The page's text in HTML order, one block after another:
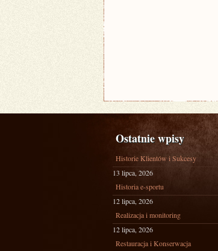
Ostatnie wpisy
Historie Klientów i Sukcesy
13 lipca, 2026
Historia e-sportu
12 lipca, 2026
Realizacja i monitoring
12 lipca, 2026
Restauracja i Konserwacja